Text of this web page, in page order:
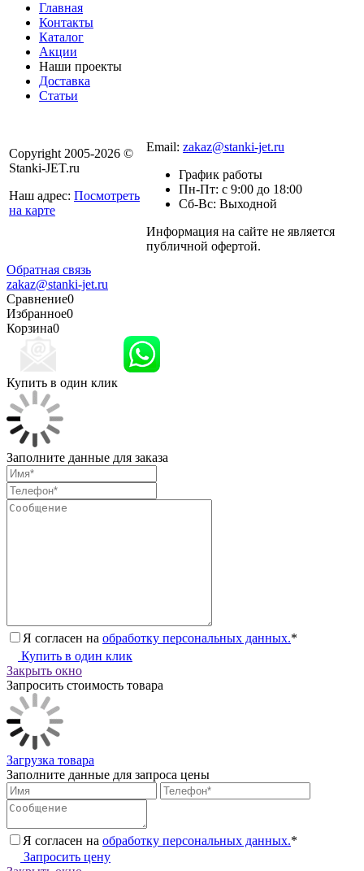
Главная
Контакты
Каталог
Акции
Наши проекты
Доставка
Статьи
Copyright 2005-2026 ©
Stanki-JET.ru
Наш адрес: Посмотреть
на карте
Email: zakaz@stanki-jet.ru
График работы
Пн-Пт: с 9:00 до 18:00
Сб-Вс: Выходной
Информация на сайте не является
публичной офертой.
Обратная связь
zakaz@stanki-jet.ru
Сравнение0
Избранное0
Корзина0
Купить в один клик
Заполните данные для заказа
Я согласен на обработку персональных данных.*
Купить в один клик
Закрыть окно
Запросить стоимость товара
Загрузка товара
Заполните данные для запроса цены
Я согласен на обработку персональных данных.*
Запросить цену